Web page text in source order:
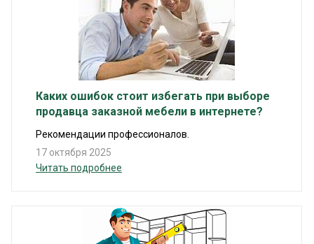
Каких ошибок стоит избегать при выборе
продавца заказной мебели в интернете?
Рекомендации профессионалов.
17 октября 2025
Читать подробнее